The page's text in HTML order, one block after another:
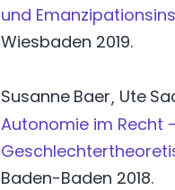
und
Wiesbaden 2019.
Susanne Baer, Ute
Autonomie im Recht -
Baden-Baden 2018.